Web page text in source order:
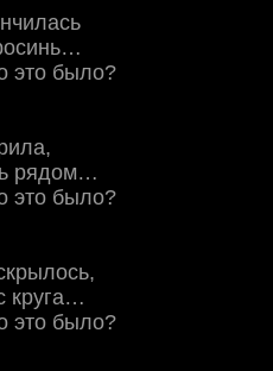
это было?
рядом…
это было?
круга…
это было?